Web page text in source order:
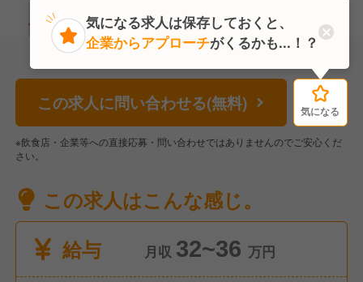
この求人に問い合わせる(無料) 気になる
※飲食店・企業等への直接応募・問い合わせではありませんのでご安心くだ
さい。
この求人はこんな感じ。
給与
月収 32~36 万円
気になる
気になる求人は保存しておくと、
企業からアプローチがくるかも...！？